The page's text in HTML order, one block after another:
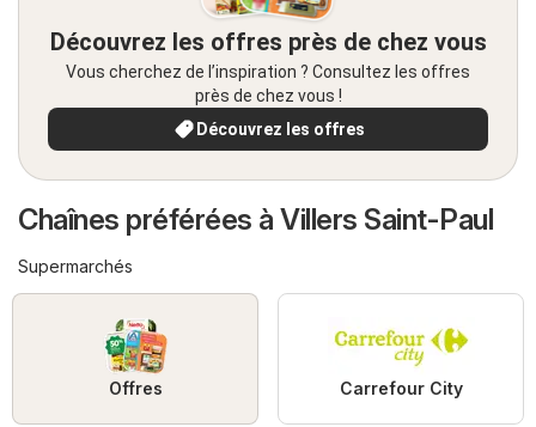
Découvrez les offres près de chez vous
Vous cherchez de l’inspiration ? Consultez les offres
près de chez vous !
Découvrez les offres
Chaînes préférées à Villers Saint-Paul
Supermarchés
Offres Carrefour City